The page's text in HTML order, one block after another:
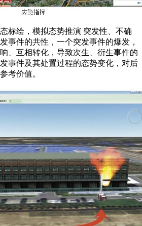
标绘，模拟态势推演 突发性、不确
事件的共性，一个突发事件的爆发，
、互相转化，导致次生、衍生事件的
事件及其处置过程的态势变化，对后
考价值。